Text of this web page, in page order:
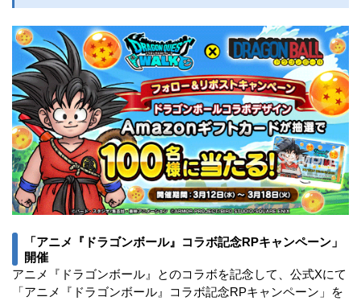
「アニメ『ドラゴンボール』コラボ記念RPキャンペーン」
開催
アニメ『ドラゴンボール』とのコラボを記念して、公式Xにて
「アニメ『ドラゴンボール』コラボ記念RPキャンペーン」を